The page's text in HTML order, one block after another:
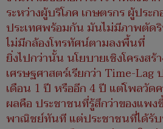
ระหว่างผู้บริโภค เกษตรกร ผู้ประ
ประเทศพร้อมกัน มันไม่มีภาพตัด
ไม่มีกล้องโทรทัศน์ตามลงพื้นที่
ยิ่งไปกว่านั้น นโยบายเชิงโครงสร้
เศรษฐศาสตร์เรียกว่า Time-
เดือน 1 ปี หรืออีก 4 ปี แต่โพลวัด
ผลคือ ประชาชนที่รู้สึกว่าของแพง
พาณิชย์ทันที แต่ประชาชนที่ได้รับ